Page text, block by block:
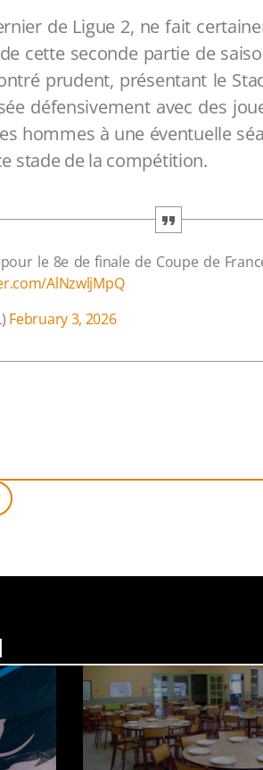
de Ligue 2, ne fait
cette seconde partie de
prudent, présentant le
défensivement avec des
hommes à une éventuelle
stade de la compétition.
le 8e de finale de Coupe de
AlNzwljMpQ
February 3, 2026